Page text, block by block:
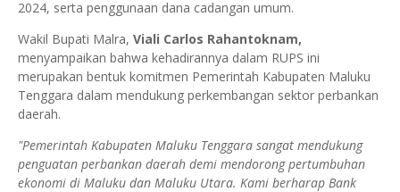
2024, serta penggunaan dana cadangan umum.
Wakil Bupati Malra, Viali Carlos Rahantoknam,
menyampaikan bahwa kehadirannya dalam RUPS ini
merupakan bentuk komitmen Pemerintah Kabupaten Maluku
Tenggara dalam mendukung perkembangan sektor perbankan
daerah.
"Pemerintah Kabupaten Maluku Tenggara sangat mendukung
penguatan perbankan daerah demi mendorong pertumbuhan
ekonomi di Maluku dan Maluku Utara. Kami berharap Bank